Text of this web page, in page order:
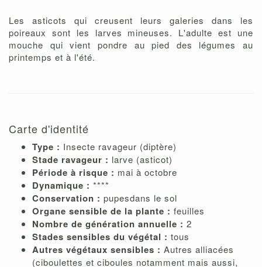
Les asticots qui creusent leurs galeries dans les
poireaux sont les larves mineuses. L'adulte est une
mouche qui vient pondre au pied des légumes au
printemps et à l'été.
Carte d'identité
Type : Insecte ravageur (diptère)
Stade ravageur : larve (asticot)
Période à risque : mai à octobre
Dynamique : ****
Conservation : pupesdans le sol
Organe sensible de la plante : feuilles
Nombre de génération annuelle : 2
Stades sensibles du végétal : tous
Autres végétaux sensibles : Autres alliacées
(ciboulettes et ciboules notamment mais aussi,